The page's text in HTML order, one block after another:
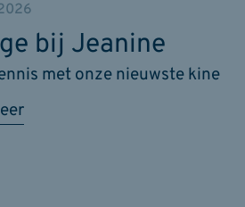
met onze nieuwste kine
bij Jeanine